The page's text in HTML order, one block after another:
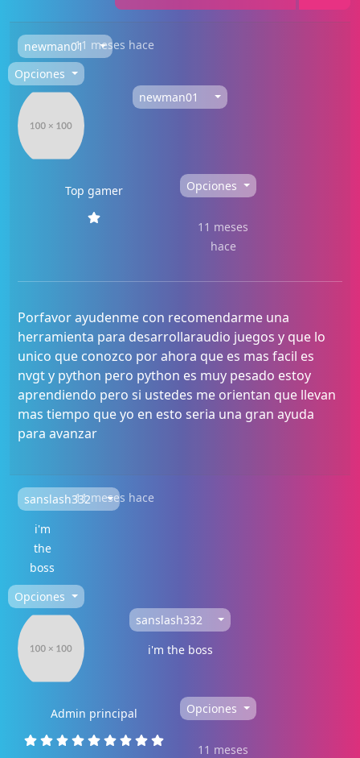
newman0111 meses hace
Opciones
newman01
Top gamer Opciones
11 meses
hace
Porfavor ayudenme con recomendarme una
herramienta para desarrollaraudio juegos y que lo
unico que conozco por ahora que es mas facil es
nvgt y python pero python es muy pesado estoy
aprendiendo pero si ustedes me orientan que llevan
mas tiempo que yo en esto seria una gran ayuda
para avanzar
sanslash332
i'm
the
boss
11 meses hace
Opciones
sanslash332
i'm the boss
Admin principal Opciones
11 meses